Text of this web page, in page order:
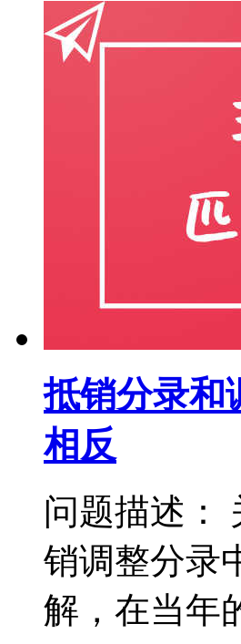
抵销分录和
相反
问题描述：
销调整分录
解，在当年